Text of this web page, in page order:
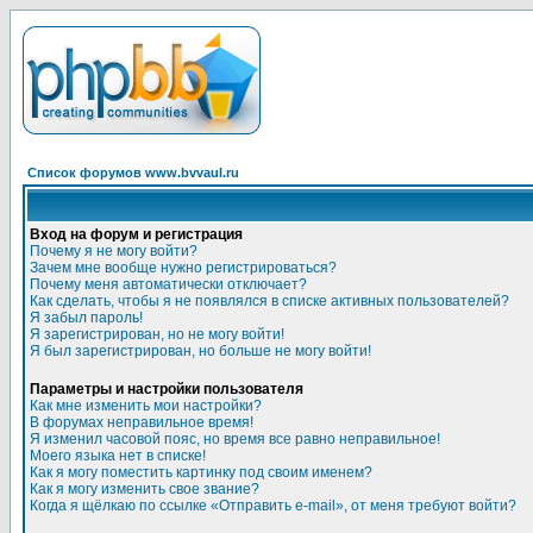
Список форумов www.bvvaul.ru
Вход на форум и регистрация
Почему я не могу войти?
Зачем мне вообще нужно регистрироваться?
Почему меня автоматически отключает?
Как сделать, чтобы я не появлялся в списке активных пользователей?
Я забыл пароль!
Я зарегистрирован, но не могу войти!
Я был зарегистрирован, но больше не могу войти!
Параметры и настройки пользователя
Как мне изменить мои настройки?
В форумах неправильное время!
Я изменил часовой пояс, но время все равно неправильное!
Моего языка нет в списке!
Как я могу поместить картинку под своим именем?
Как я могу изменить свое звание?
Когда я щёлкаю по ссылке «Отправить e-mail», от меня требуют войти?